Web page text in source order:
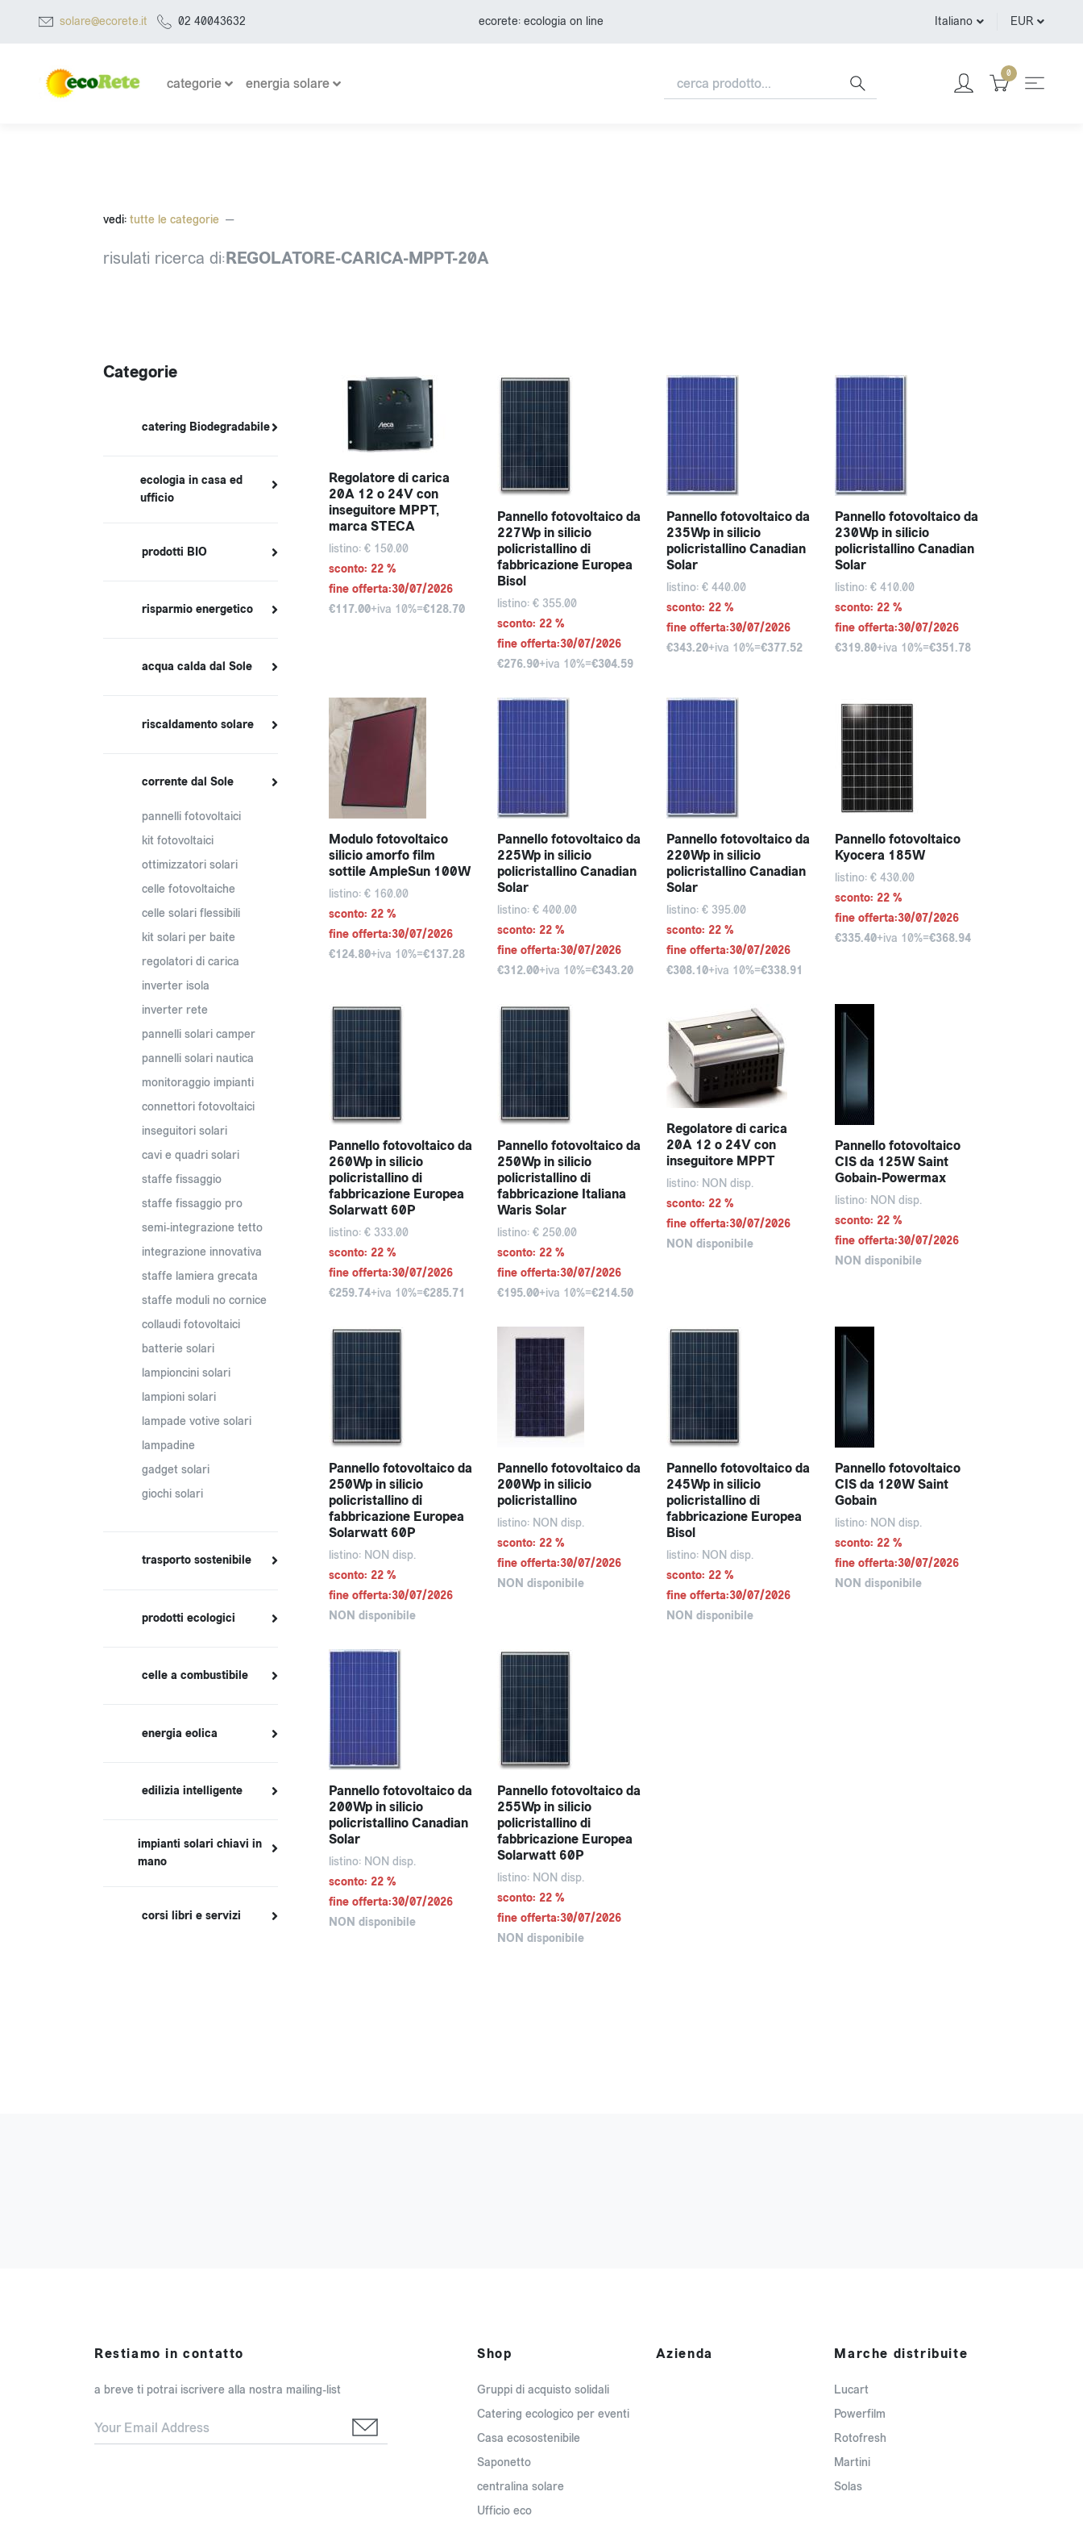
solare@ecorete.it 02 40043632 ecorete: ecologia on line Italiano EUR
categorie energia solare
0
vedi: tutte le categorie
risulati ricerca di:REGOLATORE-CARICA-MPPT-20A
Regolatore di carica
20A 12 o 24V con
inseguitore MPPT,
marca STECA
listino: € 150.00
sconto: 22 %
fine offerta:30/07/2026
€117.00+iva 10%=€128.70
Pannello fotovoltaico da
227Wp in silicio
policristallino di
fabbricazione Europea
Bisol
listino: € 355.00
sconto: 22 %
fine offerta:30/07/2026
€276.90+iva 10%=€304.59
Pannello fotovoltaico da
235Wp in silicio
policristallino Canadian
Solar
listino: € 440.00
sconto: 22 %
fine offerta:30/07/2026
€343.20+iva 10%=€377.52
Pannello fotovoltaico da
230Wp in silicio
policristallino Canadian
Solar
listino: € 410.00
sconto: 22 %
fine offerta:30/07/2026
€319.80+iva 10%=€351.78
Modulo fotovoltaico
silicio amorfo film
sottile AmpleSun 100W
listino: € 160.00
sconto: 22 %
fine offerta:30/07/2026
€124.80+iva 10%=€137.28
Pannello fotovoltaico da
225Wp in silicio
policristallino Canadian
Solar
listino: € 400.00
sconto: 22 %
fine offerta:30/07/2026
€312.00+iva 10%=€343.20
Pannello fotovoltaico da
220Wp in silicio
policristallino Canadian
Solar
listino: € 395.00
sconto: 22 %
fine offerta:30/07/2026
€308.10+iva 10%=€338.91
Pannello fotovoltaico
Kyocera 185W
listino: € 430.00
sconto: 22 %
fine offerta:30/07/2026
€335.40+iva 10%=€368.94
Pannello fotovoltaico da
260Wp in silicio
policristallino di
fabbricazione Europea
Solarwatt 60P
listino: € 333.00
sconto: 22 %
fine offerta:30/07/2026
€259.74+iva 10%=€285.71
Pannello fotovoltaico da
250Wp in silicio
policristallino di
fabbricazione Italiana
Waris Solar
listino: € 250.00
sconto: 22 %
fine offerta:30/07/2026
€195.00+iva 10%=€214.50
Regolatore di carica
20A 12 o 24V con
inseguitore MPPT
listino: NON disp.
sconto: 22 %
fine offerta:30/07/2026
NON disponibile
Pannello fotovoltaico
CIS da 125W Saint
Gobain-Powermax
listino: NON disp.
sconto: 22 %
fine offerta:30/07/2026
NON disponibile
Pannello fotovoltaico da
250Wp in silicio
policristallino di
fabbricazione Europea
Solarwatt 60P
listino: NON disp.
sconto: 22 %
fine offerta:30/07/2026
NON disponibile
Pannello fotovoltaico da
200Wp in silicio
policristallino
listino: NON disp.
sconto: 22 %
fine offerta:30/07/2026
NON disponibile
Pannello fotovoltaico da
245Wp in silicio
policristallino di
fabbricazione Europea
Bisol
listino: NON disp.
sconto: 22 %
fine offerta:30/07/2026
NON disponibile
Pannello fotovoltaico
CIS da 120W Saint
Gobain
listino: NON disp.
sconto: 22 %
fine offerta:30/07/2026
NON disponibile
Pannello fotovoltaico da
200Wp in silicio
policristallino Canadian
Solar
listino: NON disp.
sconto: 22 %
fine offerta:30/07/2026
NON disponibile
Pannello fotovoltaico da
255Wp in silicio
policristallino di
fabbricazione Europea
Solarwatt 60P
listino: NON disp.
sconto: 22 %
fine offerta:30/07/2026
NON disponibile
Categorie
catering Biodegradabile
ecologia in casa ed
ufficio
prodotti BIO
risparmio energetico
acqua calda dal Sole
riscaldamento solare
corrente dal Sole
pannelli fotovoltaici
kit fotovoltaici
ottimizzatori solari
celle fotovoltaiche
celle solari flessibili
kit solari per baite
regolatori di carica
inverter isola
inverter rete
pannelli solari camper
pannelli solari nautica
monitoraggio impianti
connettori fotovoltaici
inseguitori solari
cavi e quadri solari
staffe fissaggio
staffe fissaggio pro
semi-integrazione tetto
integrazione innovativa
staffe lamiera grecata
staffe moduli no cornice
collaudi fotovoltaici
batterie solari
lampioncini solari
lampioni solari
lampade votive solari
lampadine
gadget solari
giochi solari
trasporto sostenibile
prodotti ecologici
celle a combustibile
energia eolica
edilizia intelligente
impianti solari chiavi in
mano
corsi libri e servizi
Restiamo in contatto
a breve ti potrai iscrivere alla nostra mailing-list
Shop
Gruppi di acquisto solidali
Catering ecologico per eventi
Casa ecosostenibile
Saponetto
centralina solare
Ufficio eco
Azienda Marche distribuite
Lucart
Powerfilm
Rotofresh
Martini
Solas